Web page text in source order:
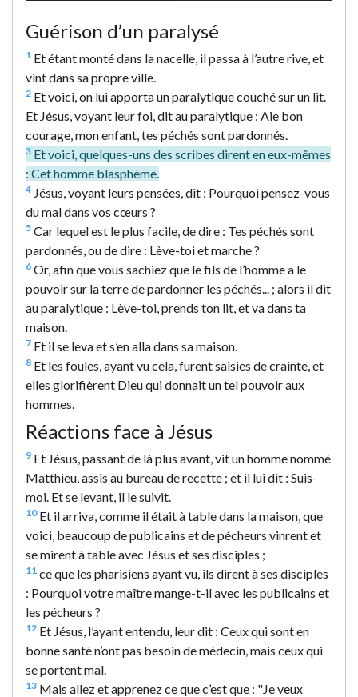
Guérison d’un paralysé
1 Et étant monté dans la nacelle, il passa à l’autre rive, et
vint dans sa propre ville.
2 Et voici, on lui apporta un paralytique couché sur un lit.
Et Jésus, voyant leur foi, dit au paralytique : Aie bon
courage, mon enfant, tes péchés sont pardonnés.
3 Et voici, quelques-uns des scribes dirent en eux-mêmes
: Cet homme blasphème.
4 Jésus, voyant leurs pensées, dit : Pourquoi pensez-vous
du mal dans vos cœurs ?
5 Car lequel est le plus facile, de dire : Tes péchés sont
pardonnés, ou de dire : Lève-toi et marche ?
6 Or, afin que vous sachiez que le fils de l’homme a le
pouvoir sur la terre de pardonner les péchés... ; alors il dit
au paralytique : Lève-toi, prends ton lit, et va dans ta
maison.
7 Et il se leva et s’en alla dans sa maison.
8 Et les foules, ayant vu cela, furent saisies de crainte, et
elles glorifièrent Dieu qui donnait un tel pouvoir aux
hommes.
Réactions face à Jésus
9 Et Jésus, passant de là plus avant, vit un homme nommé
Matthieu, assis au bureau de recette ; et il lui dit : Suis-
moi. Et se levant, il le suivit.
10Et il arriva, comme il était à table dans la maison, que
voici, beaucoup de publicains et de pécheurs vinrent et
se mirent à table avec Jésus et ses disciples ;
11 ce que les pharisiens ayant vu, ils dirent à ses disciples
: Pourquoi votre maître mange-t-il avec les publicains et
les pécheurs ?
12 Et Jésus, l’ayant entendu, leur dit : Ceux qui sont en
bonne santé n’ont pas besoin de médecin, mais ceux qui
se portent mal.
13 Mais allez et apprenez ce que c’est que : "Je veux